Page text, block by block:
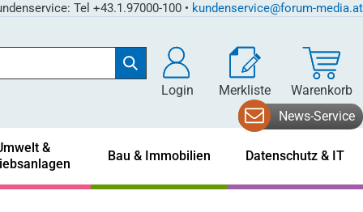
Tel +43.1.97000-100 • kundenservice@forum-media.at
Login Merkliste Warenkorb
News-Service
&
Bau & Immobilien Datenschutz & IT